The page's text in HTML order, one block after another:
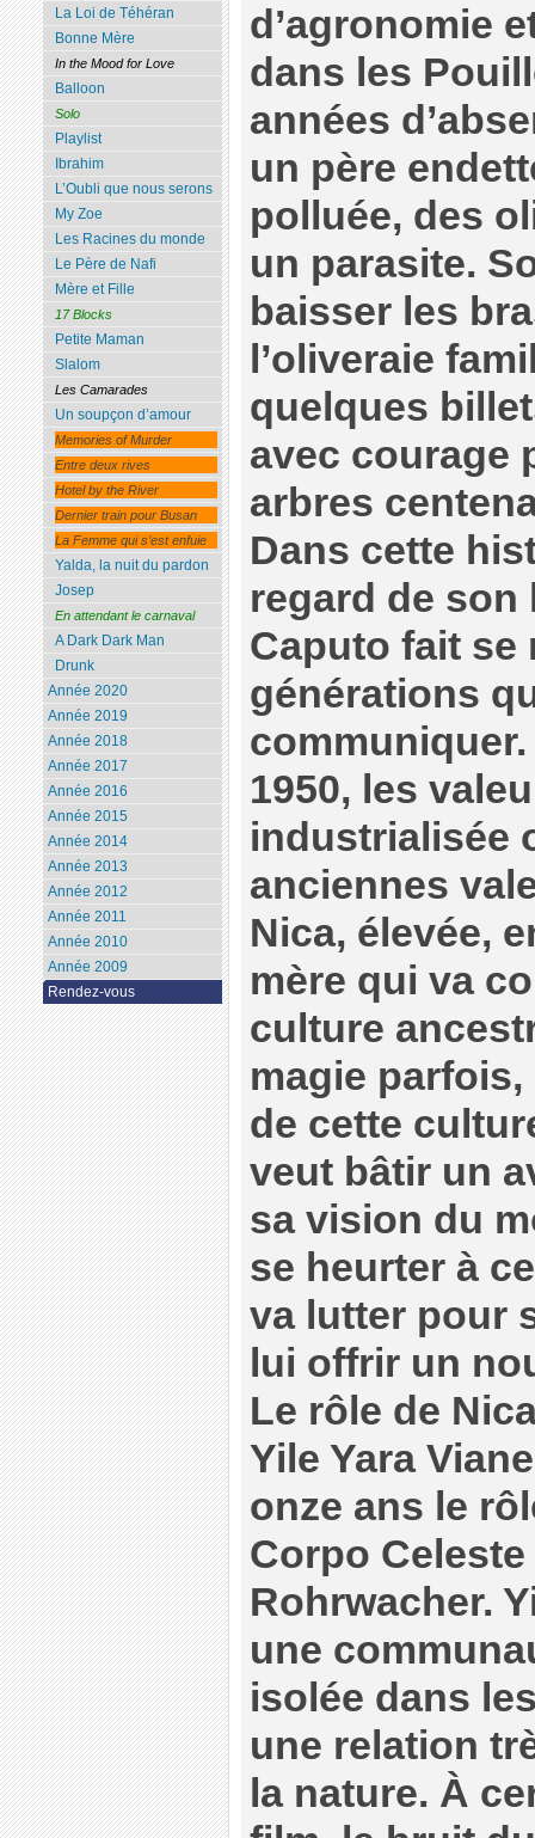
d’agronomie
dans les
années
un père
polluée, des
un parasite.
baisser les
l’oliveraie
quelques
avec courage
arbres
Dans cette
regard de son
Caputo fait se
générations
1950, les
industrialisée
anciennes
Nica, élevée,
mère qui va
culture
magie parfois,
de cette
veut bâtir un
sa vision du
se heurter à
va lutter pour
lui offrir un
Le rôle de
Yile Yara
onze ans le
Corpo Celeste
Rohrwacher.
une
isolée dans
une relation
la nature. À
La Loi de Téhéran
Bonne Mère
In the Mood for Love
Balloon
Solo
Playlist
Ibrahim
L’Oubli que nous serons
My Zoe
Les Racines du monde
Le Père de Nafi
Mère et Fille
17 Blocks
Petite Maman
Slalom
Les Camarades
Un soupçon d’amour
Memories of Murder
Entre deux rives
Hotel by the River
Dernier train pour Busan
La Femme qui s’est enfuie
Yalda, la nuit du pardon
Josep
En attendant le carnaval
A Dark Dark Man
Drunk
Année 2020
Année 2019
Année 2018
Année 2017
Année 2016
Année 2015
Année 2014
Année 2013
Année 2012
Année 2011
Année 2010
Année 2009
Rendez-vous